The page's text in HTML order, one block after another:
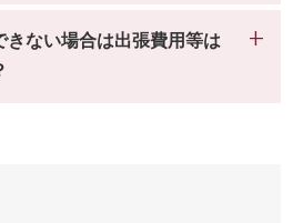
きない場合は出張費用等は